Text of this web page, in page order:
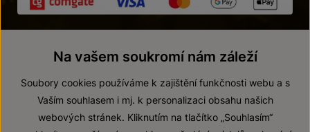
© 2026 ZNOVÍN ZNOJMO, a. s.
Na vašem soukromí nám záleží
Soubory cookies používáme k zajištění funkčnosti webu a s
Vaším souhlasem i mj. k personalizaci obsahu našich
webových stránek. Kliknutím na tlačítko „Souhlasím“